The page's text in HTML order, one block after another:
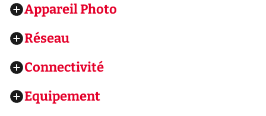
Appareil Photo
Réseau
Connectivité
Equipement